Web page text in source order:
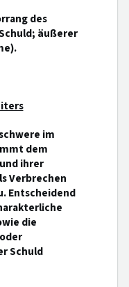
des
äußerer
im
dem
ihrer
Verbrechen
Entscheidend
die
Schuld